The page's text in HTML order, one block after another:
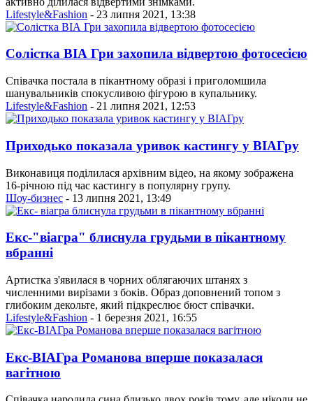
Lifestyle&Fashion - 23 липня 2021, 13:38
Солістка ВІА Гри захопила відвертою фотосесією
Співачка постала в пікантному образі і приголомшила
шанувальників спокусливою фігурою в купальнику.
Lifestyle&Fashion - 21 липня 2021, 12:53
Приходько показала уривок кастингу у ВІАГру
Виконавиця поділилася архівним відео, на якому зображена
16-річною під час кастингу в популярну групу.
Шоу-бизнес - 13 липня 2021, 13:49
Екс-"віагра" блиснула грудьми в пікантному
вбранні
Артистка з'явилася в чорних облягаючих штанях з
численними вирізами з боків. Образ доповнений топом з
глибоким декольте, який підкреслює бюст співачки.
Lifestyle&Fashion - 1 березня 2021, 16:55
Екс-ВІАГра Романова вперше показалася
вагітною